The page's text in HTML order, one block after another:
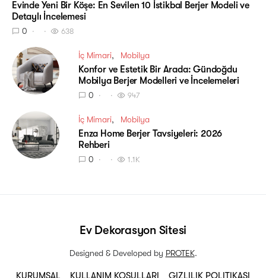
Evinde Yeni Bir Köşe: En Sevilen 10 İstikbal Berjer Modeli ve
Detaylı İncelemesi
0 638
İç Mimari Mobilya
Konfor ve Estetik Bir Arada: Gündoğdu
Mobilya Berjer Modelleri ve İncelemeleri
0 947
İç Mimari Mobilya
Enza Home Berjer Tavsiyeleri: 2026
Rehberi
0 1.1K
KURUMSAL KULLANIM KOŞULLARI GIZLILIK POLITIKASI
Ev Dekorasyon Sitesi
Designed & Developed by PROTEK.